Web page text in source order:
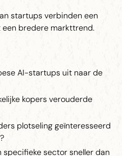
startups verbinden een
bredere markttrend.
AI-startups uit naar de
kopers verouderde
plotseling geïnteresseerd
sector sneller dan